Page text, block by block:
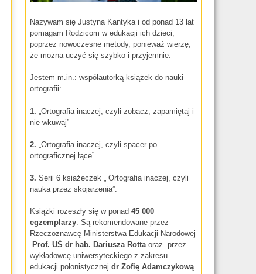
Nazywam się Justyna Kantyka i od ponad 13 lat
pomagam Rodzicom w edukacji ich dzieci,
poprzez nowoczesne metody, ponieważ wierzę,
że można uczyć się szybko i przyjemnie.
Jestem m.in.: współautorką książek do nauki
ortografii:
1. „Ortografia inaczej, czyli zobacz, zapamiętaj i
nie wkuwaj”
2. „Ortografia inaczej, czyli spacer po
ortograficznej łące”.
3. Serii 6 książeczek „ Ortografia inaczej, czyli
nauka przez skojarzenia”.
Książki rozeszły się w ponad45 000
egzemplarzy. Są rekomendowane przez
Rzeczoznawcę Ministerstwa Edukacji Narodowej
Prof. UŚ dr hab. Dariusza Rottaoraz przez
wykładowcę uniwersyteckiego z zakresu
edukacji polonistycznej dr Zofię Adamczykową.